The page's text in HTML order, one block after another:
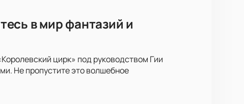
в мир фантазий и
цирк» под руководством Гии
Не пропустите это волшебное